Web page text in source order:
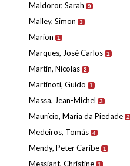
Maldoror, Sarah 9
Malley, Simon 3
Marion 1
Marques, José Carlos 1
Martin, Nicolas 2
Martinoti, Guido 1
Massa, Jean-Michel 3
Maurício, Maria da Piedade 2
Medeiros, Tomás 4
Mendy, Peter Caribe 1
Messiant, Christine 1